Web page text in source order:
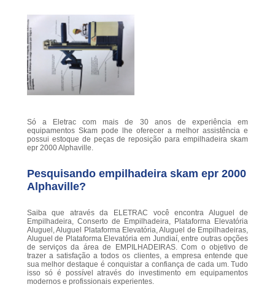
Só a Eletrac com mais de 30 anos de experiência em
equipamentos Skam pode lhe oferecer a melhor assistência e
possui estoque de peças de reposição para empilhadeira skam
epr 2000 Alphaville.
Pesquisando empilhadeira skam epr 2000
Alphaville?
Saiba que através da ELETRAC você encontra Aluguel de
Empilhadeira, Conserto de Empilhadeira, Plataforma Elevatória
Aluguel, Aluguel Plataforma Elevatória, Aluguel de Empilhadeiras,
Aluguel de Plataforma Elevatória em Jundiaí, entre outras opções
de serviços da área de EMPILHADEIRAS. Com o objetivo de
trazer a satisfação a todos os clientes, a empresa entende que
sua melhor destaque é conquistar a confiança de cada um. Tudo
isso só é possível através do investimento em equipamentos
modernos e profissionais experientes.